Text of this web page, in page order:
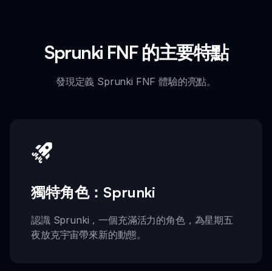
Sprunki FNF 的主要特點
發現定義 Sprunki FNF 體驗的亮點。
獨特角色：Sprunki
認識 Sprunki，一個充滿活力的角色，為星期五
夜放克宇宙帶來新的動態。